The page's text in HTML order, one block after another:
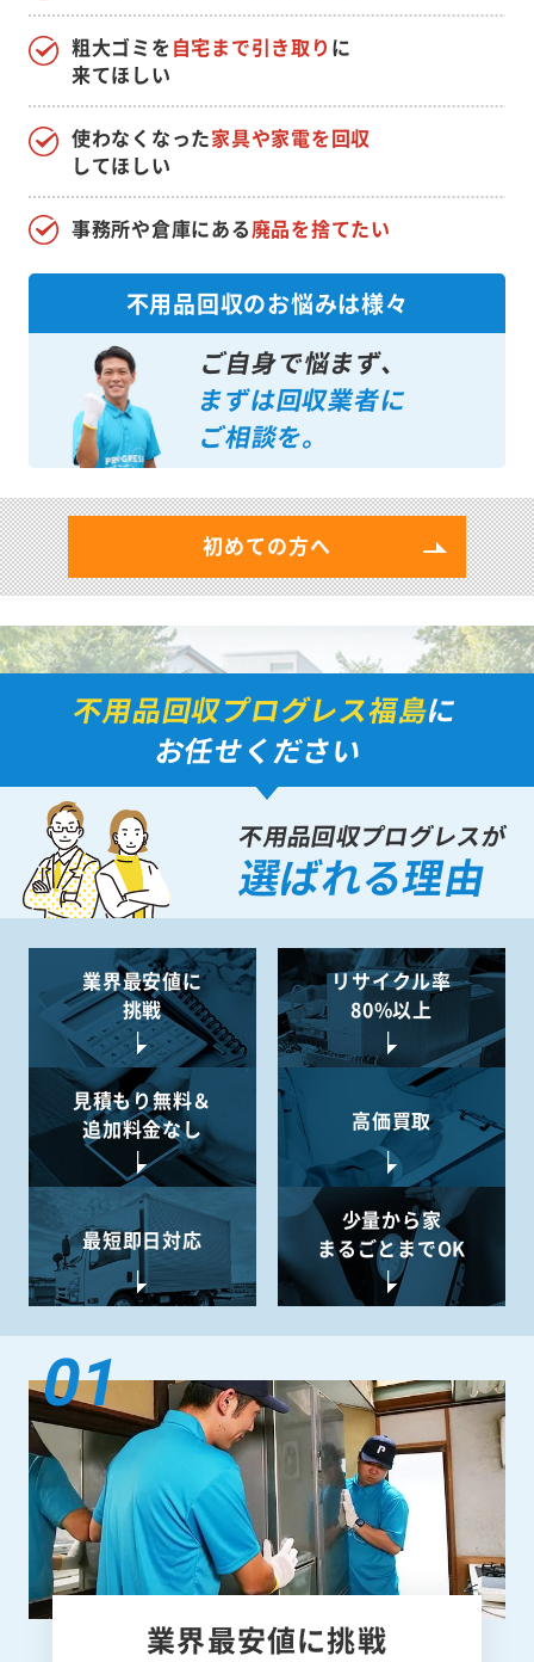
使わなくなった家具や家電を回収
してほしい
粗大ゴミを自宅まで引き取り に
来てほしい
事務所や倉庫にある廃品を捨てたい
不用品回収のお悩みは様々
ご自身で悩まず、
まずは回収業者に
ご相談を。
初めての方へ
不用品回収プログレス福島に
お任せください
不用品回収プログレスが
選ばれる理由
業界最安値に
挑戦
リサイクル率
80%以上
見積もり無料＆
追加料金なし
高価買取
最短即日対応
少量から家
まるごとまでOK
業界最安値に挑戦